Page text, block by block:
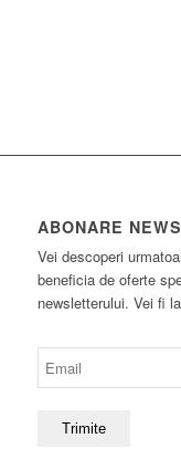
ABONARE
Vei descoperi
beneficia de oferte
newsletterului. Vei fi